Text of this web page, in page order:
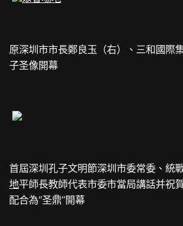
原深圳市市長鄭良玉（右）、三和國際
子圣像開幕
首屆深圳孔子文明節深圳市委常委、統
地平師長教師代表市委市當局講話并祝
配合為“圣鼎”開幕